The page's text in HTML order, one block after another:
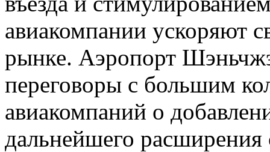
авиакомпании ускоряют
рынке. Аэропорт
переговоры с большим
авиакомпаний о
дальнейшего